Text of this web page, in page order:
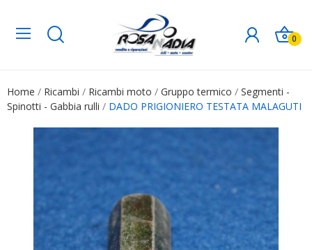
0
Home Ricambi Ricambi moto Gruppo termico
Segmenti -
Spinotti - Gabbia rulli
DADO PRIGIONIERO TESTATA MALAGUTI